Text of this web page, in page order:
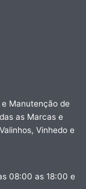
Manutenção de
as Marcas e
Vinhedo e
08:00 as 18:00 e